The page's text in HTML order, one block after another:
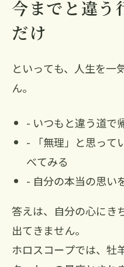
今までと違う
だけ
といっても、人生を一
ん。
- いつもと違う道で
- 「無理」と思って
べてみる
- 自分の本当の思い
答えは、自分の心にき
出てきません。
ホロスコープでは、牡